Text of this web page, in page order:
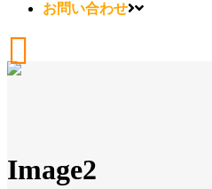
お問い合わせ
Image2